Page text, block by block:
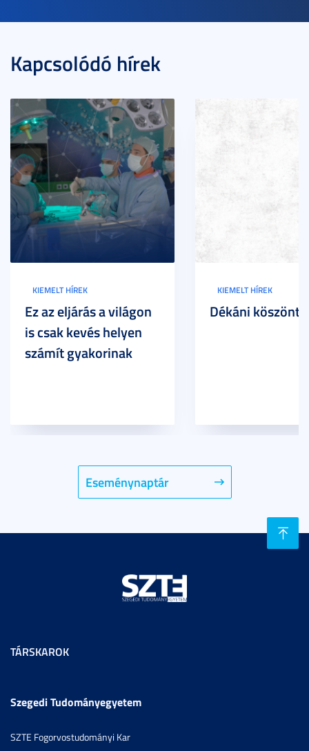
Kapcsolódó hírek
Eseménynaptár
KIEMELT HÍREK
Ez az eljárás a világon
is csak kevés helyen
számít gyakorinak
KIEMELT HÍREK
Dékáni köszöntő
TÁRSKAROK
Szegedi Tudományegyetem
SZTE Fogorvostudományi Kar